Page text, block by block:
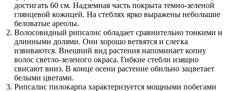
достигать 60 см. Надземная часть покрыта темно-зеленой
глянцевой кожицей. На стеблях ярко выражены небольшие
беловатые ареолы.
Волосовидный рипсалис обладает сравнительно тонкими и
длинными долями. Они хорошо ветвятся и слегка
извиваются. Внешний вид растения напоминает копну
волос светло-зеленого окраса. Гибкие стебли изящно
свисают вниз. В конце осени растение обильно зацветает
белыми цветами.
Рипсалис пилокарпа характеризуется мощными побегами